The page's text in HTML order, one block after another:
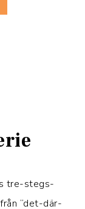
tre-stegs-
“det-där-